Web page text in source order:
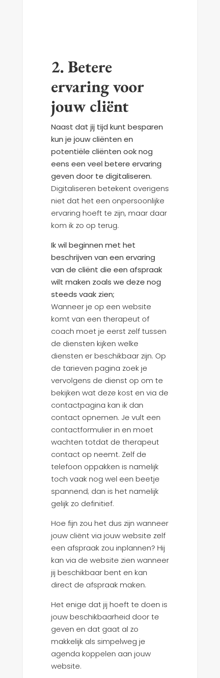
2. Betere
ervaring voor
jouw cliënt
Naast dat jij tijd kunt besparen
kun je jouw cliënten en
potentiële cliënten ook nog
eens een veel betere ervaring
geven door te digitaliseren.
Digitaliseren betekent overigens
niet dat het een onpersoonlijke
ervaring hoeft te zijn, maar daar
kom ik zo op terug.
Ik wil beginnen met het
beschrijven van een ervaring
van de cliënt die een afspraak
wilt maken zoals we deze nog
steeds vaak zien;
Wanneer je op een website
komt van een therapeut of
coach moet je eerst zelf tussen
de diensten kijken welke
diensten er beschikbaar zijn. Op
de tarieven pagina zoek je
vervolgens de dienst op om te
bekijken wat deze kost en via de
contactpagina kan ik dan
contact opnemen. Je vult een
contactformulier in en moet
wachten totdat de therapeut
contact op neemt. Zelf de
telefoon oppakken is namelijk
toch vaak nog wel een beetje
spannend; dan is het namelijk
gelijk zo definitief.
Hoe fijn zou het dus zijn wanneer
jouw cliënt via jouw website zelf
een afspraak zou inplannen? Hij
kan via de website zien wanneer
jij beschikbaar bent en kan
direct de afspraak maken.
Het enige dat jij hoeft te doen is
jouw beschikbaarheid door te
geven en dat gaat al zo
makkelijk als simpelweg je
agenda koppelen aan jouw
website.